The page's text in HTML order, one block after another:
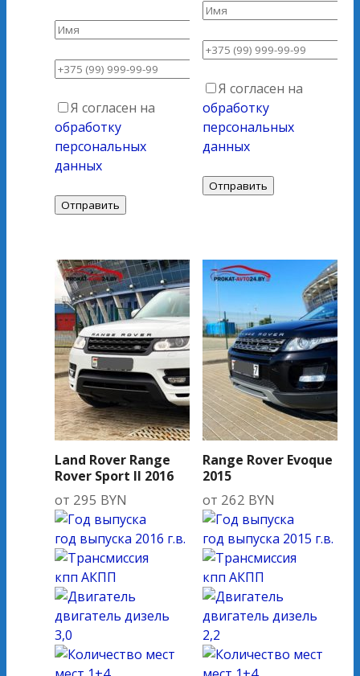
Я согласен на
обработку
персональных
данных
Я согласен на
обработку
персональных
данных
Land Rover Range
Rover Sport II 2016
от 295 BYN
год выпуска 2016 г.в.
кпп АКПП
двигатель дизель
3,0
Range Rover Evoque
2015
от 262 BYN
год выпуска 2015 г.в.
кпп АКПП
двигатель дизель
2,2